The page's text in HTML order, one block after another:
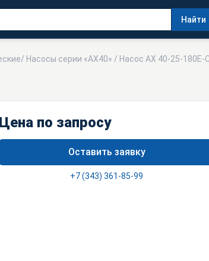
Найти
/ Насосы серии «АХ40» / Насос АХ 40-25-180Е-
Цена по запросу
Оставить заявку
+7 (343) 361-85-99